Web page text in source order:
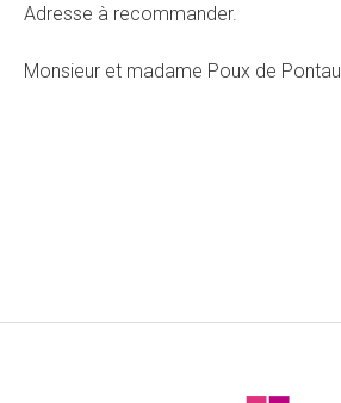
Adresse à recommander.
Monsieur et madame Poux de